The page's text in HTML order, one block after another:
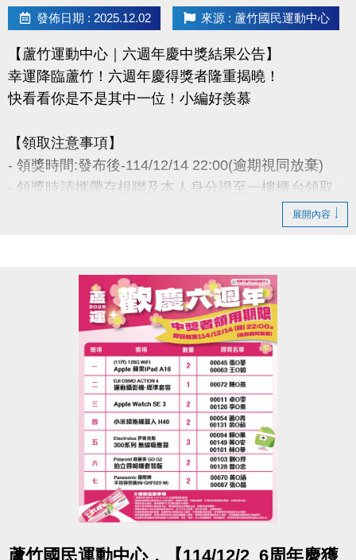
洽詢專線 : (03)263-9066 分機114、115
https://www.lzsports.com.tw/zh_TW/news/pageID/1/
FB : @桃園市蘆竹國民運動中心
IG : @luzhusports
發佈日期 : 2025.12.02 來源 : 蘆竹國民運動中心
【蘆竹運動中心｜六週年慶中獎結果公告】
幸運降臨蘆竹！六週年慶得獎者隆重揭曉！
快看看你是不是其中一位！小編好羨慕
【領取注意事項】
- 領獎時間:發布後-114/12/14 22:00(逾期視同放棄)
- 領獎時請攜帶存根聯及本人身分證至一樓櫃台領取。
若無法親領，代領者亦需攜帶存根聯、中獎者身分
- 會員卡獎項領取日即為開卡日，會員資格當日起開始
生效，恕無法延後使用。
- 課程抵用金$1500及場地抵用金$500，皆不可分次使
用，進行折抵後，由櫃檯收回。
- 若使用課程折抵金報課，該課程有未開課成功之情
況，不得退費折換現金，但可轉班至有開課成功之課
- 因活動核銷需要，會複印得獎者身分證或相關個人資
料，領獎則視同同意提供本人資料，可請櫃檯註明僅
供此活動使用。
- 本活動作業說明蘆竹國民運動中心保有解釋、修正、
調整、終止等相關權利，其詳細辦法、變更事項或未
展開內容
蘆竹國民運動中心，【114/12/2_6周年慶獲